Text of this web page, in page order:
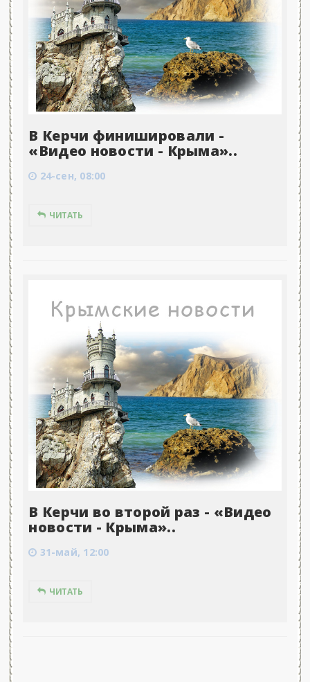
В Керчи финишировали -
«Видео новости - Крыма»..
24-сен, 08:00
ЧИТАТЬ
В Керчи во второй раз - «Видео
новости - Крыма»..
31-май, 12:00
ЧИТАТЬ